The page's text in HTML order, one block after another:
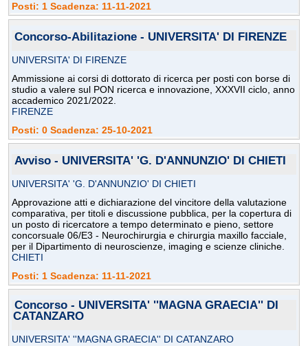
Posti: 1 Scadenza: 11-11-2021
Concorso-Abilitazione - UNIVERSITA' DI FIRENZE
UNIVERSITA' DI FIRENZE
Ammissione ai corsi di dottorato di ricerca per posti con borse di
studio a valere sul PON ricerca e innovazione, XXXVII ciclo, anno
accademico 2021/2022.
FIRENZE
Posti: 0 Scadenza: 25-10-2021
Avviso - UNIVERSITA' 'G. D'ANNUNZIO' DI CHIETI
UNIVERSITA' 'G. D'ANNUNZIO' DI CHIETI
Approvazione atti e dichiarazione del vincitore della valutazione
comparativa, per titoli e discussione pubblica, per la copertura di
un posto di ricercatore a tempo determinato e pieno, settore
concorsuale 06/E3 - Neurochirurgia e chirurgia maxillo facciale,
per il Dipartimento di neuroscienze, imaging e scienze cliniche.
CHIETI
Posti: 1 Scadenza: 11-11-2021
Concorso - UNIVERSITA' ''MAGNA GRAECIA'' DI
CATANZARO
UNIVERSITA' ''MAGNA GRAECIA'' DI CATANZARO